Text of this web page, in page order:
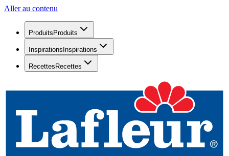
Aller au contenu
Produits Produits
Inspirations Inspirations
Recettes Recettes